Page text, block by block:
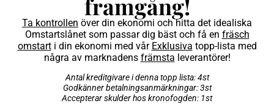
framgång!
Ta kontrollen över din ekonomi och hitta det idealiska
Omstartslånet som passar dig bäst och få en fräsch
omstarti din ekonomi med vår Exklusiva topp-lista med
några av marknadens främsta leverantörer!
Antal kreditgivare i denna topp lista: 4st
Godkänner betalningsanmärkningar: 3st
Accepterar skulder hos kronofogden: 1st